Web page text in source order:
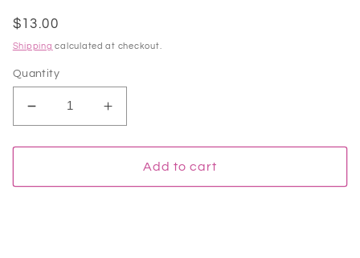
Regular
price
$13.00
Shipping calculated at checkout.
Quantity
Decrease
quantity
for
Fresa
Increase
quantity
for
Punte
Fresa
Add to cart